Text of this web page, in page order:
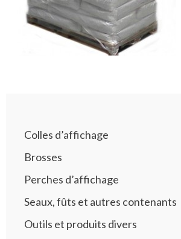
Colles d’affichage
Brosses
Perches d’affichage
Seaux, fûts et autres contenants
Outils et produits divers